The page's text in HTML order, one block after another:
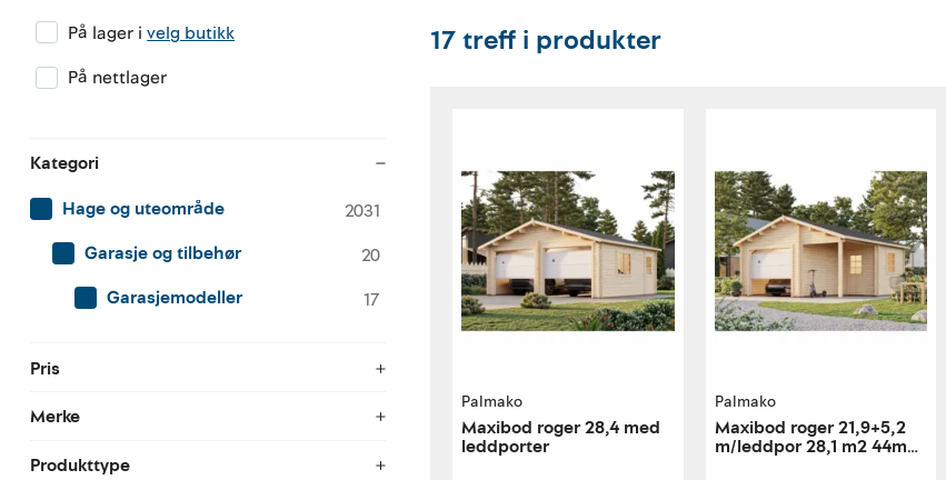
På lager ivelg butikk
På nettlager
Kategori
Hage og uteområde
2031
Garasje og tilbehør
20
Garasjemodeller
17
Pris
Merke
Produkttype
17treff i produkter
Palmako
Maxibod roger 28,4 med
leddporter
Palmako
Maxibod roger 21,9+5,2
m/leddpor 28,1 m2 44mm